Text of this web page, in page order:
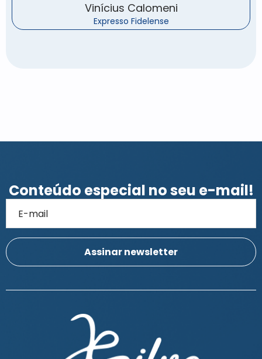
Vinícius Calomeni
Expresso Fidelense
Conteúdo especial no seu e-mail!